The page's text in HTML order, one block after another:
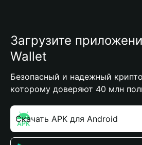
Загрузите
Wallet
Безопасный и надежный
которому доверяют 40 млн
Скачать APK для Android